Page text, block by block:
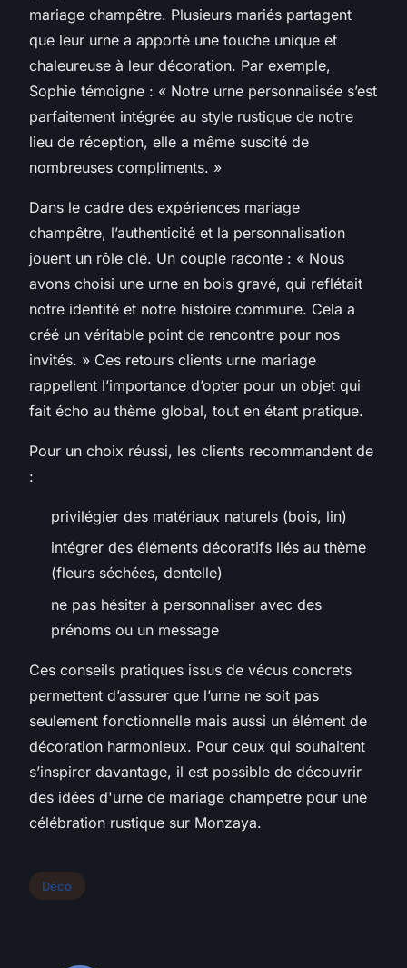
mariage champêtre. Plusieurs mariés partagent
que leur urne a apporté une touche unique et
chaleureuse à leur décoration. Par exemple,
Sophie témoigne : « Notre urne personnalisée s’est
parfaitement intégrée au style rustique de notre
lieu de réception, elle a même suscité de
nombreuses compliments. »
Dans le cadre des expériences mariage
champêtre, l’authenticité et la personnalisation
jouent un rôle clé. Un couple raconte : « Nous
avons choisi une urne en bois gravé, qui reflétait
notre identité et notre histoire commune. Cela a
créé un véritable point de rencontre pour nos
invités. » Ces retours clients urne mariage
rappellent l’importance d’opter pour un objet qui
fait écho au thème global, tout en étant pratique.
Pour un choix réussi, les clients recommandent de
:
privilégier des matériaux naturels (bois, lin)
intégrer des éléments décoratifs liés au thème
(fleurs séchées, dentelle)
ne pas hésiter à personnaliser avec des
prénoms ou un message
Ces conseils pratiques issus de vécus concrets
permettent d’assurer que l’urne ne soit pas
seulement fonctionnelle mais aussi un élément de
décoration harmonieux. Pour ceux qui souhaitent
s’inspirer davantage, il est possible de découvrir
des idées d'urne de mariage champetre pour une
célébration rustique sur Monzaya.
Déco